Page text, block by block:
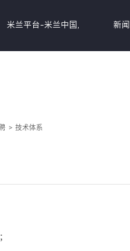
米兰平台-米兰中国, 新
> 技术体系